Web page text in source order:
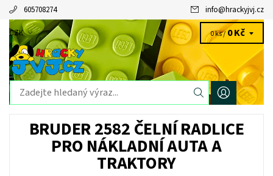
605708274 info@hrackyjvj.cz
CZK 0 ks /0 Kč
BRUDER 2582 ČELNÍ RADLICE
PRO NÁKLADNÍ AUTA A
TRAKTORY